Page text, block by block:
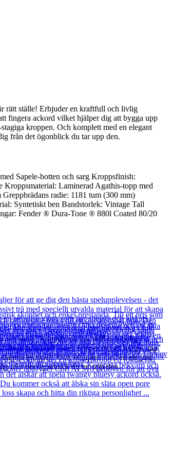
rätt ställe! Erbjuder en kraftfull och livlig
fingera ackord vilket hjälper dig att bygga upp
kroppen. Och komplett med en elegant
från det ögonblick du tar upp den.
Sapele-botten och sarg Kroppsfinish:
Laminerad Agathis-topp med
radie: 1181 tum (300 mm)
Syntetiskt ben Bandstorlek: Vintage Tall
Fender ® Dura-Tone ® 880l Coated 80/20
rätt ställe! Erbjuder en kraftfull och livlig
fingera ackord vilket hjälper dig att bygga upp
kroppen. Och komplett med en elegant
från det ögonblick du tar upp den.